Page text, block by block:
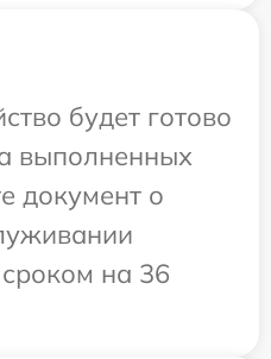
будет готово
выполненных
документ о
на 36